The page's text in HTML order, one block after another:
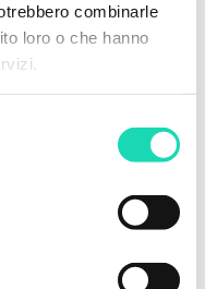
combinarle
loro o che hanno